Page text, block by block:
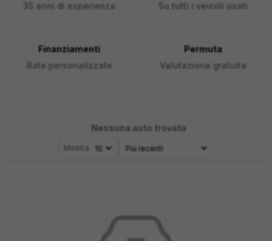
35 anni di esperienza
Su tutti i veicoli usati
Finanziamenti
Rate personalizzate
Permuta
Valutazione gratuita
Nessuna auto trovata
Mostra